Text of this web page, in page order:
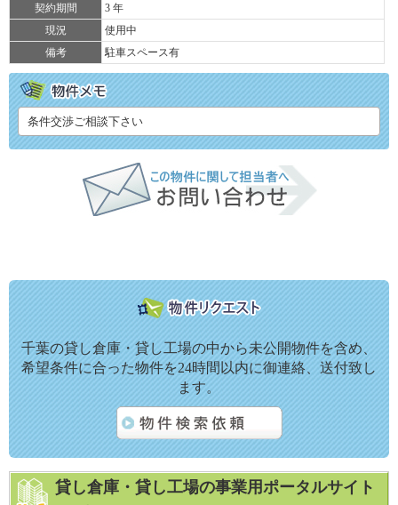
契約期間
3 年
現況
使用中
備考
駐車スペース有
条件交渉ご相談下さい
千葉の貸し倉庫・貸し工場の中から未公開物件を含め、
希望条件に合った物件を24時間以内に御連絡、送付致し
ます。
貸し倉庫・貸し工場の事業用ポータルサイト